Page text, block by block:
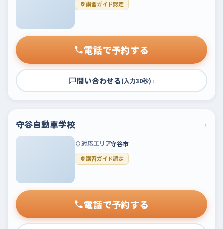
講習ガイド認定
電話で予約する
問い合わせる(入力30秒) ›
守谷自動車学校 ›
対応エリア守谷市
講習ガイド認定
電話で予約する